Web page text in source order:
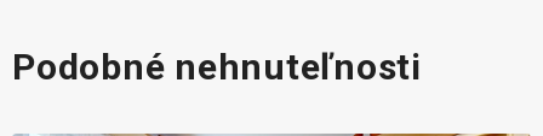
Podobné nehnuteľnosti